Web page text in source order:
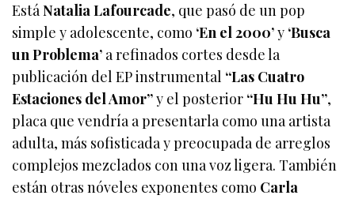
EstáNatalia Lafourcade, que pasó de un pop
simple y adolescente, como ‘En el 2000’y ‘Busca
un Problema’ a refinados cortes desde la
publicación del EP instrumental “Las Cuatro
Estaciones del Amor”y el posterior “Hu Hu Hu”,
placa que vendría a presentarla como una artista
adulta, más sofisticada y preocupada de arreglos
complejos mezclados con una voz ligera. También
están otras nóveles exponentes como Carla